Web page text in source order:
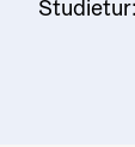
Studietur: